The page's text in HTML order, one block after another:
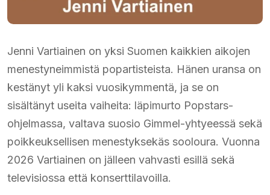
Jenni Vartiainen on yksi Suomen kaikkien aikojen
menestyneimmistä popartisteista. Hänen uransa on
kestänyt yli kaksi vuosikymmentä, ja se on
sisältänyt useita vaiheita: läpimurto Popstars-
ohjelmassa, valtava suosio Gimmel-yhtyeessä sekä
poikkeuksellisen menestyksekäs sooloura. Vuonna
2026 Vartiainen on jälleen vahvasti esillä sekä
televisiossa että konserttilavoilla.